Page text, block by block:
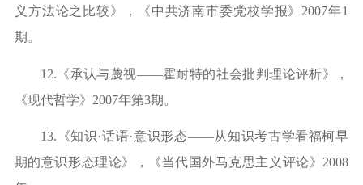
义方法论之比较》，《中共济南市委党校学报》2007年1
期。
12.《承认与蔑视——霍耐特的社会批判理论评析》，
《现代哲学》2007年第3期。
13.《知识·话语·意识形态——从知识考古学看福柯早
期的意识形态理论》，《当代国外马克思主义评论》2008